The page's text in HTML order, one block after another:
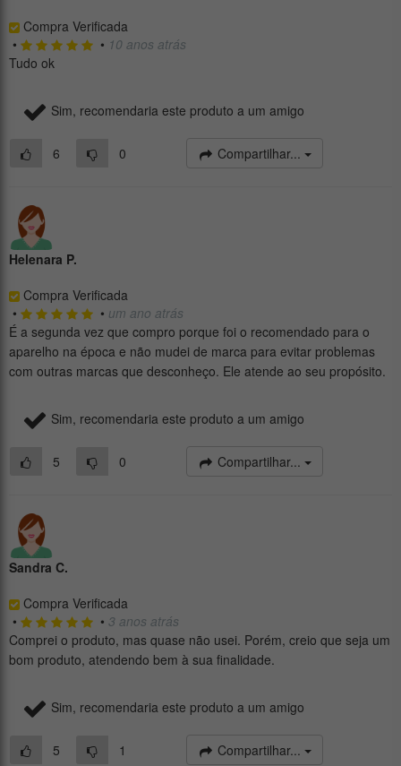
Compra Verificada
•
• 10 anos atrás
Tudo ok
Sim, recomendaria este produto a um amigo
6 0 Compartilhar...
Helenara P.
Compra Verificada
•
• um ano atrás
É a segunda vez que compro porque foi o recomendado para o
aparelho na época e não mudei de marca para evitar problemas
com outras marcas que desconheço. Ele atende ao seu propósito.
Sim, recomendaria este produto a um amigo
5 0 Compartilhar...
Sandra C.
Compra Verificada
•
• 3 anos atrás
Comprei o produto, mas quase não usei. Porém, creio que seja um
bom produto, atendendo bem à sua finalidade.
Sim, recomendaria este produto a um amigo
5 1 Compartilhar...